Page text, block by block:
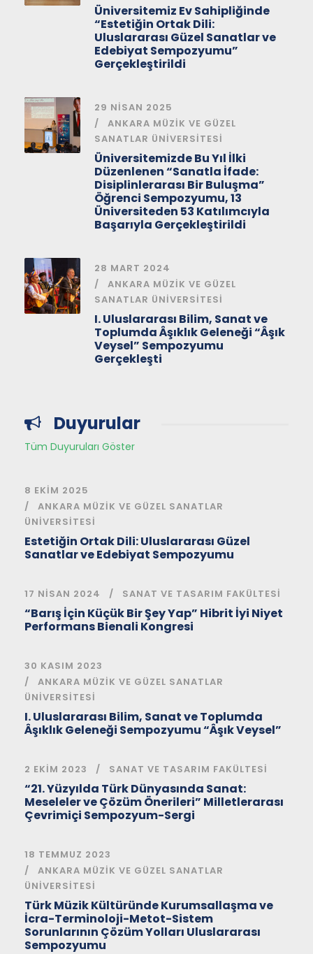
Üniversitemiz Ev Sahipliğinde
“Estetiğin Ortak Dili:
Uluslararası Güzel Sanatlar ve
Edebiyat Sempozyumu”
Gerçekleştirildi
29 NISAN 2025
ANKARA MÜZIK VE GÜZEL
SANATLAR ÜNIVERSITESI
Üniversitemizde Bu Yıl İlki
Düzenlenen “Sanatla İfade:
Disiplinlerarası Bir Buluşma”
Öğrenci Sempozyumu, 13
Üniversiteden 53 Katılımcıyla
Başarıyla Gerçekleştirildi
28 MART 2024
ANKARA MÜZIK VE GÜZEL
SANATLAR ÜNIVERSITESI
I. Uluslararası Bilim, Sanat ve
Toplumda Âşıklık Geleneği “Âşık
Veysel” Sempozyumu
Gerçekleşti
Duyurular
Tüm Duyuruları Göster
8 EKIM 2025
ANKARA MÜZIK VE GÜZEL SANATLAR
ÜNIVERSITESI
Estetiğin Ortak Dili: Uluslararası Güzel
Sanatlar ve Edebiyat Sempozyumu
17 NISAN 2024 SANAT VE TASARIM FAKÜLTESI
“Barış İçin Küçük Bir Şey Yap” Hibrit İyi Niyet
Performans Bienali Kongresi
30 KASIM 2023
ANKARA MÜZIK VE GÜZEL SANATLAR
ÜNIVERSITESI
I. Uluslararası Bilim, Sanat ve Toplumda
Âşıklık Geleneği Sempozyumu “Âşık Veysel”
2 EKIM 2023 SANAT VE TASARIM FAKÜLTESI
“21. Yüzyılda Türk Dünyasında Sanat:
Meseleler ve Çözüm Önerileri” Milletlerarası
Çevrimiçi Sempozyum-Sergi
18 TEMMUZ 2023
ANKARA MÜZIK VE GÜZEL SANATLAR
ÜNIVERSITESI
Türk Müzik Kültüründe Kurumsallaşma ve
İcra-Terminoloji-Metot-Sistem
Sorunlarının Çözüm Yolları Uluslararası
Sempozyumu